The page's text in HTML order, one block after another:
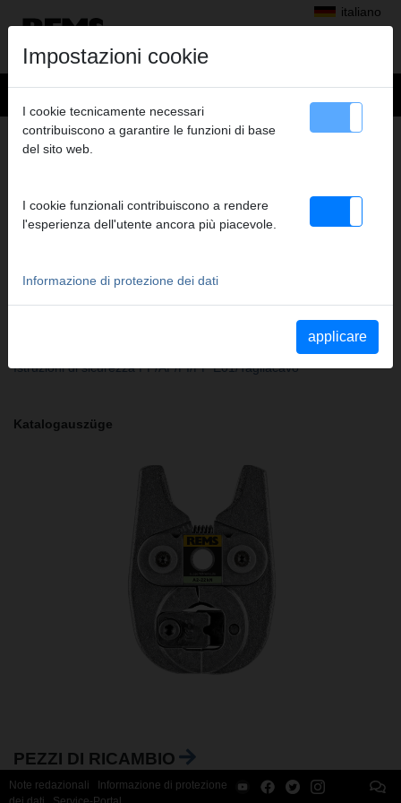
italiano
Prodotti>Pressatura radiale>REMS Pinze troncatrici Mini M
> REMS Pinza tronc. Mini M 6
A2-22KN
Istruzioni di sicurezza PP/AP/PI/PP E01/Tagliacavo
Katalogauszüge
PEZZI DI RICAMBIO
Note redazionali
Informazione di protezione
Impostazioni cookie
I cookie tecnicamente necessari
contribuiscono a garantire le funzioni di base
del sito web.
I cookie funzionali contribuiscono a rendere
l'esperienza dell'utente ancora più piacevole.
Informazione di protezione dei dati
applicare